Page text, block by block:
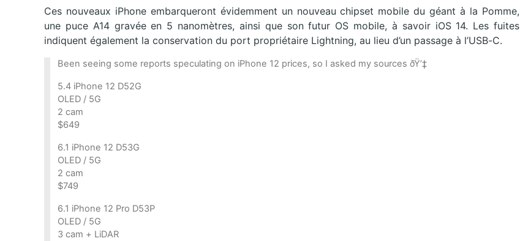
Ces nouveaux iPhone embarqueront évidemment un nouveau chipset mobile du géant à la Pomme,
une puce A14 gravée en 5 nanomètres, ainsi que son futur OS mobile, à savoir iOS 14. Les fuites
indiquent également la conservation du port propriétaire Lightning, au lieu d’un passage à l’USB-C.
Been seeing some reports speculating on iPhone 12 prices, so I asked my sources ðŸ’‡
5.4 iPhone 12 D52G
OLED / 5G
2 cam
$649
6.1 iPhone 12 D53G
OLED / 5G
2 cam
$749
6.1 iPhone 12 Pro D53P
OLED / 5G
3 cam + LiDAR